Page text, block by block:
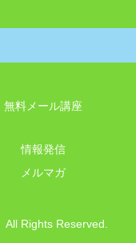
無料メール講座
情報発信
メルマガ
Rights Reserved.